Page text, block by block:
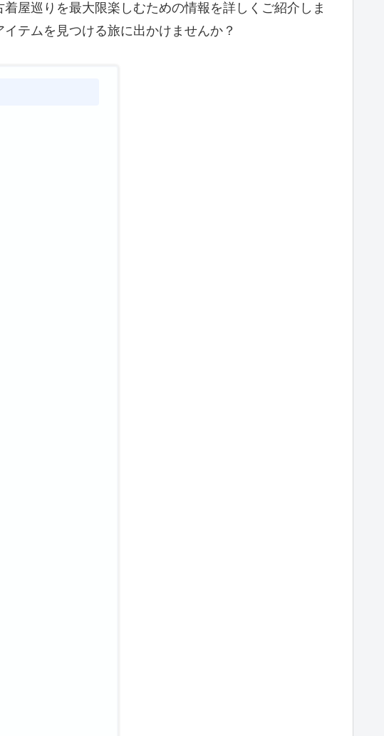
屋巡りを最大限楽しむための情報を詳しくご紹介しま
テムを見つける旅に出かけませんか？